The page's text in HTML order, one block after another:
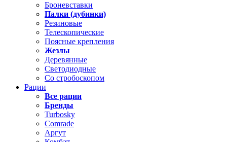
Броневставки
Палки (дубинки)
Резиновые
Телескопические
Поясные крепления
Жезлы
Деревянные
Светодиодные
Со стробоскопом
Рации
Все рации
Бренды
Turbosky
Comrade
Аргут